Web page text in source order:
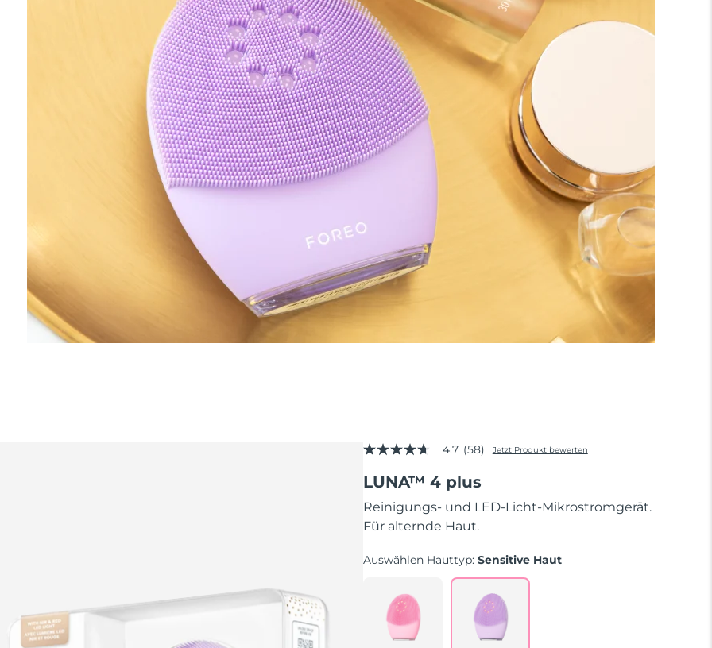
4.7
5
Sternen,
Durchschnittswert
der
Bewertung.
58
derselben
Seite.
4.7 (58) Jetzt Produkt bewerten
LUNA™ 4 plus
Reinigungs- und LED-Licht-Mikrostromgerät.
Für alternde Haut.
Auswählen Hauttyp:Sensitive Haut